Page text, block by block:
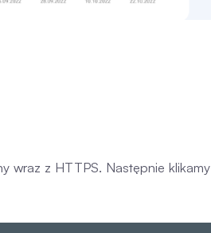
wraz z HTTPS. Następnie klikamy